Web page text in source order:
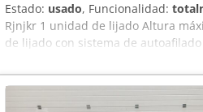
Estado: usado, Funcionalidad:
Rjnjkr 1 unidad de lijado Altura
de lijado con sistema de
unidad Unidad de lijado con
de 0,74 kW